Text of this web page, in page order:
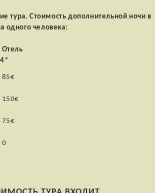
тура. Стоимость дополнительной ночи в
одного человека:
Отель
4*
85€
150€
75€
0